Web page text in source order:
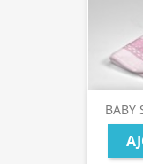
BABY